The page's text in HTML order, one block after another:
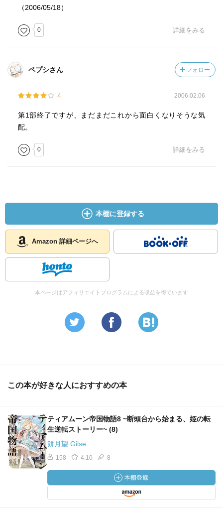
（2006/05/18）
0 詳細をみる
ペプシさん フォロー
4 2006.02.06
第1部終了ですが、まだまだこれから面白くなりそうな気
配。
0 詳細をみる
本棚に登録する
Amazon 詳細ページへ
本ページはアフィリエイトプログラムによる収益を得ています
この本が好きな人におすすめの本
ティアムーン帝国物語8 ~断頭台から始まる、姫の転
生逆転ストーリー~ (8)
餅月望 Gilse
158 4.10 8